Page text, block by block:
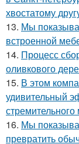
хвостатому
13. Мы
встроенной
14. Процесс
оливкового
15. В этом
удивительный
16. Мы
превратить